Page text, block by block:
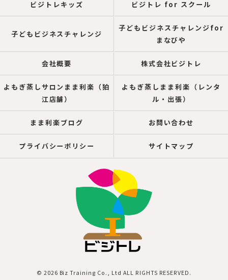
ビジトレキッズ ビジトレ for スクール
子どもビジネスチャレンジ
子どもビジネスチャレンジfor
まなびや
会社概要 株式会社ビジトレ
よもぎ蒸しサロンまま利楽（狛
江店舗）
よもぎ蒸しまま利楽（レンタ
ル・出張）
まま利楽ブログ お問い合わせ
プライバシーポリシー サイトマップ
© 2026 Biz Training Co., Ltd ALL RIGHTS RESERVED.